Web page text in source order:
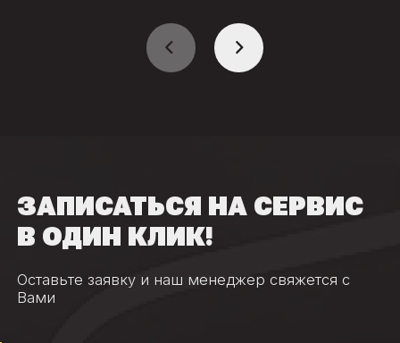
ЗАПИСАТЬСЯ НА СЕРВИС
В ОДИН КЛИК!
Оставьте заявку и наш менеджер свяжется с
Вами